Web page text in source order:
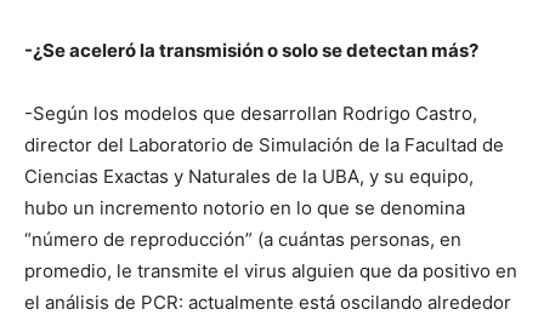
-¿Se aceleró la transmisión o solo se detectan más?
-Según los modelos que desarrollan Rodrigo Castro,
director del Laboratorio de Simulación de la Facultad de
Ciencias Exactas y Naturales de la UBA, y su equipo,
hubo un incremento notorio en lo que se denomina
“número de reproducción” (a cuántas personas, en
promedio, le transmite el virus alguien que da positivo en
el análisis de PCR: actualmente está oscilando alrededor